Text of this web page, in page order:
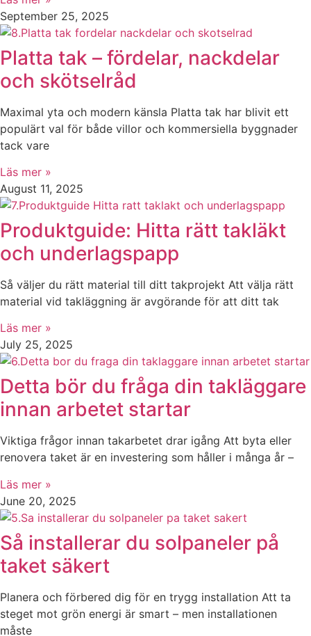
September 25, 2025
Platta tak – fördelar, nackdelar
och skötselråd
Maximal yta och modern känsla Platta tak har blivit ett
populärt val för både villor och kommersiella byggnader
tack vare
Läs mer »
August 11, 2025
Produktguide: Hitta rätt takläkt
och underlagspapp
Så väljer du rätt material till ditt takprojekt Att välja rätt
material vid takläggning är avgörande för att ditt tak
Läs mer »
July 25, 2025
Detta bör du fråga din takläggare
innan arbetet startar
Viktiga frågor innan takarbetet drar igång Att byta eller
renovera taket är en investering som håller i många år –
Läs mer »
June 20, 2025
Så installerar du solpaneler på
taket säkert
Planera och förbered dig för en trygg installation Att ta
steget mot grön energi är smart – men installationen
måste